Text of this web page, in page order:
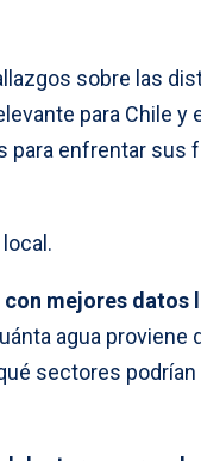
sobre las
para Chile y
para enfrentar sus
mejores datos
agua proviene
sectores